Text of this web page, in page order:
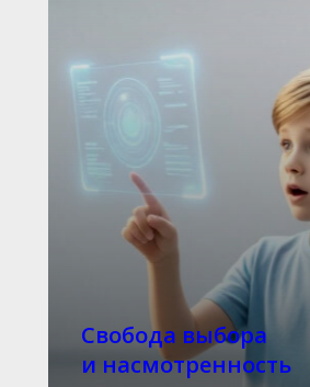
Свобода выбора
и насмотренность